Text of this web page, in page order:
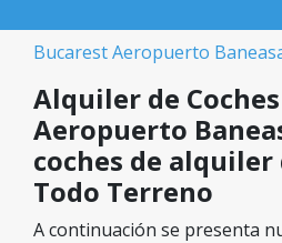
Bucarest Aeropuerto
Alquiler de
Aeropuerto
coches de alquiler
Todo Terreno
A continuación se presenta